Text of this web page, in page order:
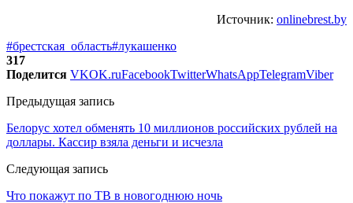
Источник: onlinebrest.by
#брестская_область#лукашенко
317
Поделится VKOK.ruFacebookTwitterWhatsAppTelegramViber
Предыдущая запись
Белорус хотел обменять 10 миллионов российских рублей на
доллары. Кассир взяла деньги и исчезла
Следующая запись
Что покажут по ТВ в новогоднюю ночь